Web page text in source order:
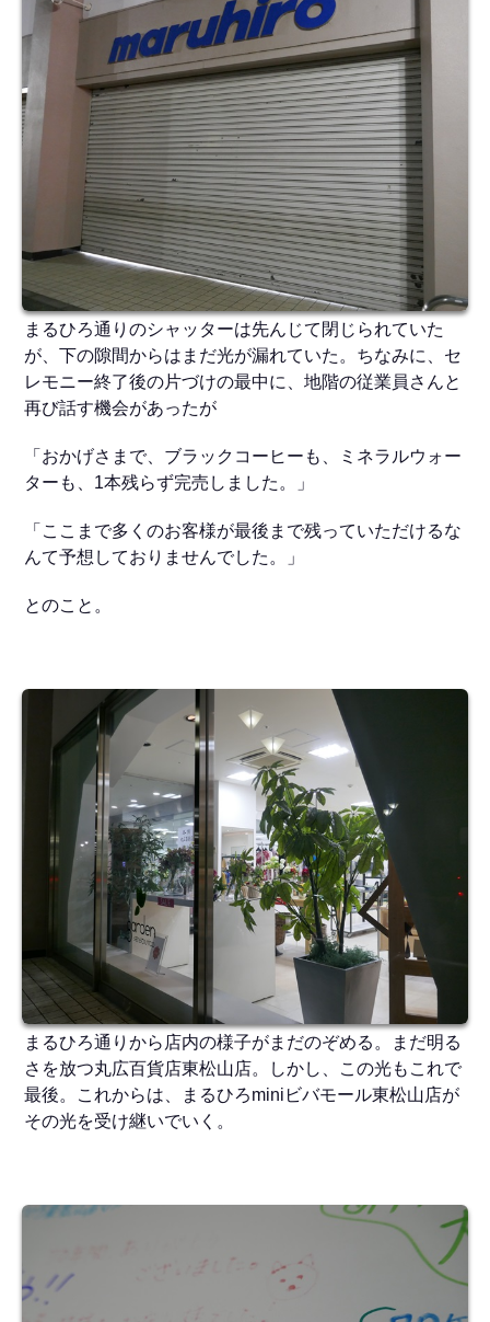
まるひろ通りのシャッターは先んじて閉じられていた
が、下の隙間からはまだ光が漏れていた。ちなみに、セ
レモニー終了後の片づけの最中に、地階の従業員さんと
再び話す機会があったが
「おかげさまで、ブラックコーヒーも、ミネラルウォー
ターも、1本残らず完売しました。」
「ここまで多くのお客様が最後まで残っていただけるな
んて予想しておりませんでした。」
とのこと。
まるひろ通りから店内の様子がまだのぞめる。まだ明る
さを放つ丸広百貨店東松山店。しかし、この光もこれで
最後。これからは、まるひろminiビバモール東松山店が
その光を受け継いでいく。